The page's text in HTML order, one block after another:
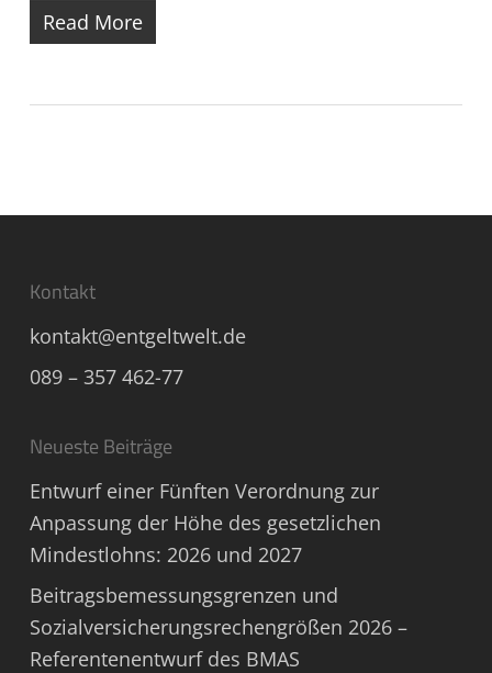
Read More
Kontakt
kontakt@entgeltwelt.de
089 – 357 462-77
Neueste Beiträge
Entwurf einer Fünften Verordnung zur
Anpassung der Höhe des gesetzlichen
Mindestlohns: 2026 und 2027
Beitragsbemessungsgrenzen und
Sozialversicherungsrechengrößen 2026 –
Referentenentwurf des BMAS